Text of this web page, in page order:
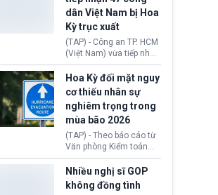
Học bổng Chevening
2027/28 của Chính phủ
Anh vừa mở cổng ứng
tuyển dành riêng ứng
viên Việt Nam, hỗ trợ
toàn bộ chi phí học tập
cùng nhiều quyền lợi
trong suốt một năm
học.
dân Việt Nam bị Hoa
Kỳ trục xuất
(TAP) - Công an TP. HCM
(Việt Nam) vừa tiếp nhận
47 công dân Việt Nam bị
Hoa Kỳ trục xuất về
nước. Đây là đợt có số
lượng lớn nhất từ đầu
năm 2026 đến nay, phản
ánh xu hướng gia tăng
các trường hợp trục
xuất.
Hoa Kỳ đối mặt nguy
cơ thiếu nhân sự
nghiêm trọng trong
mùa bão 2026
(TAP) - Theo báo cáo từ
Văn phòng Kiểm toán
Chính phủ (GAO), Cơ
quan Quản lý Khẩn cấp
Liên bang (FEMA) thuộc
Bộ An ninh Nội địa Hoa
Nhiều nghị sĩ GOP
không đồng tình